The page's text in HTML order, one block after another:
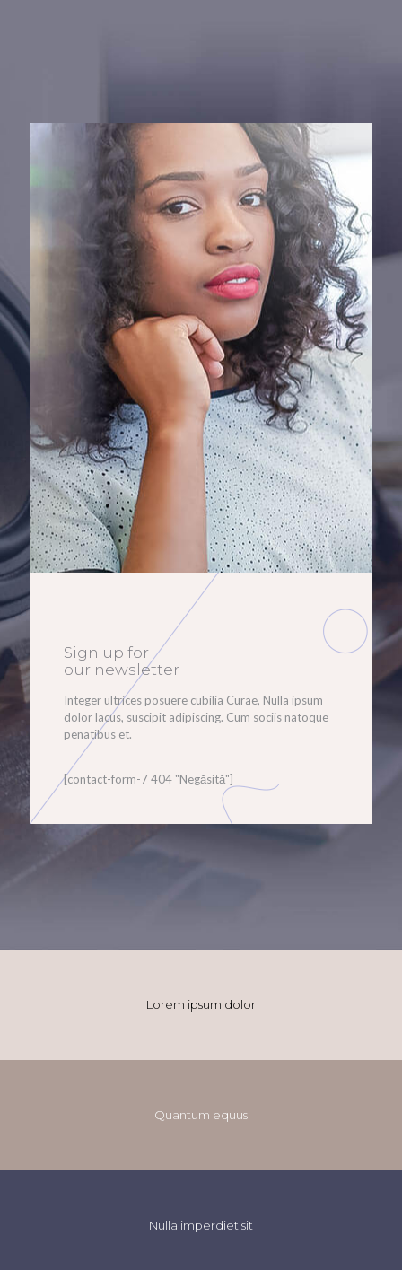
Sign up for
our newsletter
Integer ultrices posuere cubilia Curae, Nulla ipsum
dolor lacus, suscipit adipiscing. Cum sociis natoque
penatibus et.
[contact-form-7 404 "Negăsită"]
Lorem ipsum dolor
Quantum equus
Nulla imperdiet sit